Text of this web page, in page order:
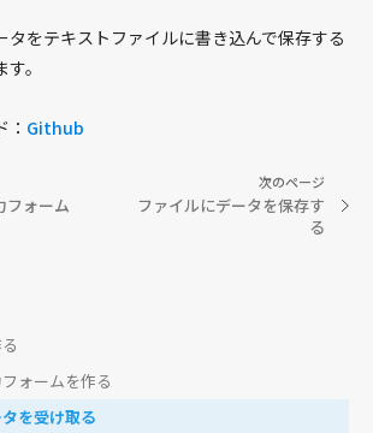
タをテキストファイルに書き込んで保存する
。
Github
フォーム
次のページ
ファイルにデータを保存す
る
ォームを作る
を受け取る